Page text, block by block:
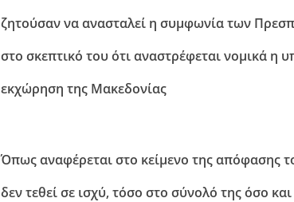
ζητούσαν να ανασταλεί η συμφωνία των
στο σκεπτικό του ότι αναστρέφεται νομικά η
εκχώρηση της Μακεδονίας
Όπως αναφέρεται στο κείμενο της απόφασης
δεν τεθεί σε ισχύ, τόσο στο σύνολό της όσο και